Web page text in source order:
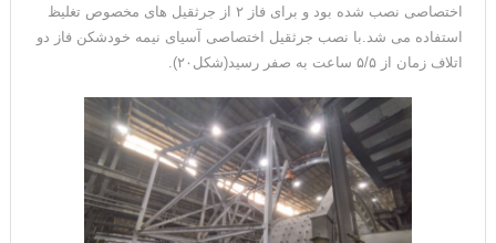
اختصاصی نصب شده بود و برای فاز ۲ از جرثقیل های مخصوص تغلیظ
استفاده می شد.با نصب جرثقیل اختصاصی آسیای نیمه خودشکن فاز دو
اتلاف زمان از ۵/۵ ساعت به صفر رسید(شکل۲۰).